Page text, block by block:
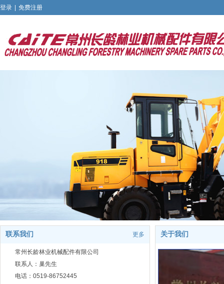
登录 免费注册
联系我们 更多
常州长龄林业机械配件有限公司
联系人：巢先生
电话：0519-86752445
关于我们